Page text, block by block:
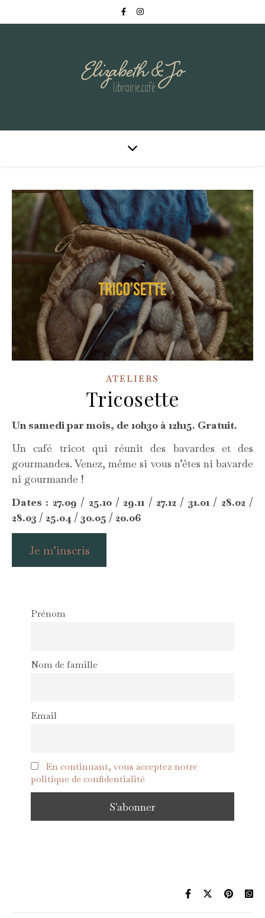
ATELIERS
Tricosette
Un samedi par mois, de 10h30 à 12h15. Gratuit.
Un café tricot qui réunit des bavardes et des
gourmandes. Venez, même si vous n’êtes ni bavarde
ni gourmande !
Dates : 27.09 / 25.10 / 29.11 / 27.12 / 31.01 / 28.02 /
28.03 / 25.04 / 30.05 / 20.06
Je m’inscris
Prénom
Nom de famille
Email
En continuant, vous acceptez notre
politique de confidentialité